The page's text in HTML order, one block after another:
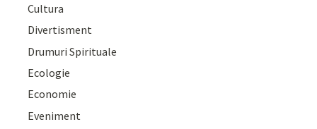
Cultura
Divertisment
Drumuri Spirituale
Ecologie
Economie
Eveniment